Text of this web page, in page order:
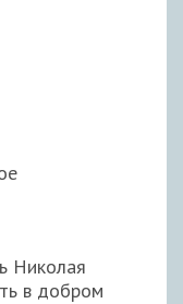
Николая
в добром